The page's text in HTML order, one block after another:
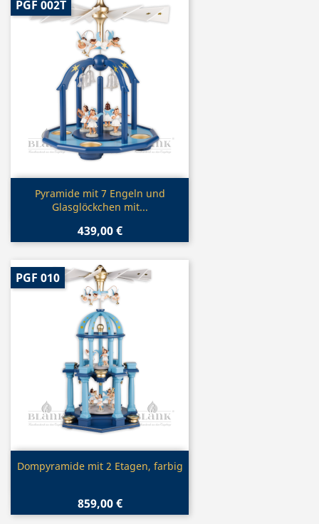
 Vorschau
Pyramide mit 7 Engeln und
Glasglöckchen mit...
439,00 €
PGF 002T
Vorschau
Dompyramide mit 2 Etagen, farbig
859,00 €
PGF 010